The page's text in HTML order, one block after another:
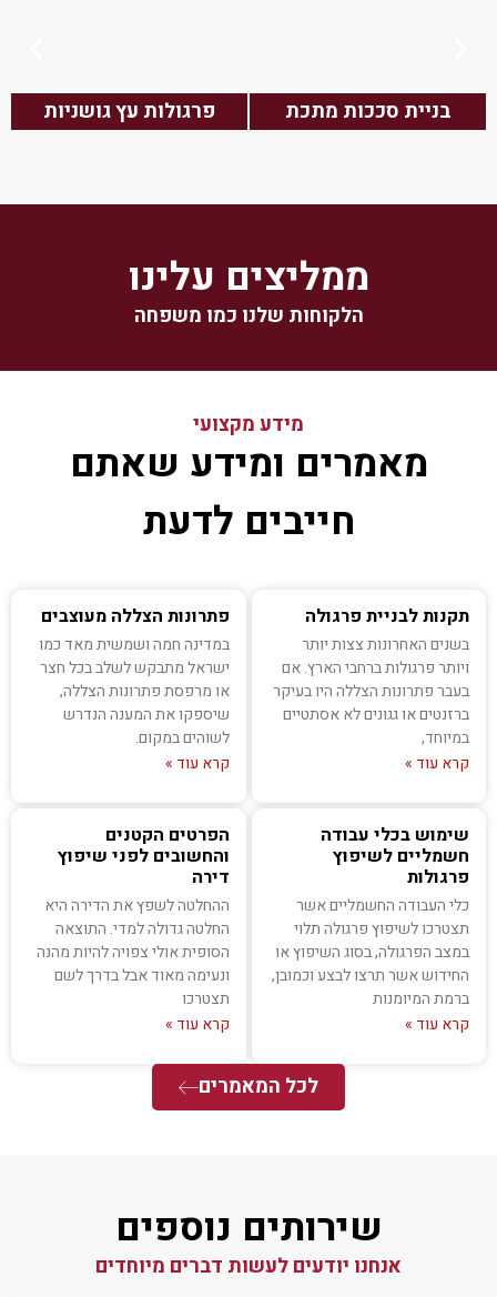
בניית סככות מתכת‎ פרגולות עץ גושניות
ממליצים עלינו
הלקוחות שלנו כמו משפחה
מידע מקצועי
מאמרים ומידע שאתם
חייבים לדעת
תקנות לבניית פרגולה
בשנים האחרונות צצות יותר
ויותר פרגולות ברחבי הארץ. אם
בעבר פתרונות הצללה היו בעיקר
ברזנטים או גגונים לא אסתטיים
במיוחד,
קרא עוד »
פתרונות הצללה מעוצבים
במדינה חמה ושמשית מאד כמו
ישראל מתבקש לשלב בכל חצר
או מרפסת פתרונות הצללה,
שיספקו את המענה הנדרש
לשוהים במקום.
קרא עוד »
שימוש בכלי עבודה
חשמליים לשיפוץ
פרגולות
כלי העבודה החשמליים אשר
תצטרכו לשיפוץ פרגולה תלוי
במצב הפרגולה, בסוג השיפוץ או
החידוש אשר תרצו לבצע וכמובן,
ברמת המיומנות
קרא עוד »
הפרטים הקטנים
והחשובים לפני שיפוץ
דירה
ההחלטה לשפץ את הדירה היא
החלטה גדולה למדי. התוצאה
הסופית אולי צפויה להיות מהנה
ונעימה מאוד אבל בדרך לשם
תצטרכו
קרא עוד »
לכל המאמרים
שירותים נוספים
אנחנו יודעים לעשות דברים מיוחדים